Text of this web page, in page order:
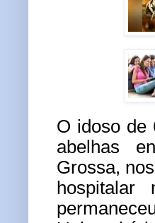
O idoso de
abelhas
Grossa,
hospitalar